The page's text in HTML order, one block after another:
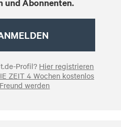
Profil? Hier registrieren
ZEIT 4 Wochen kostenlos
werden